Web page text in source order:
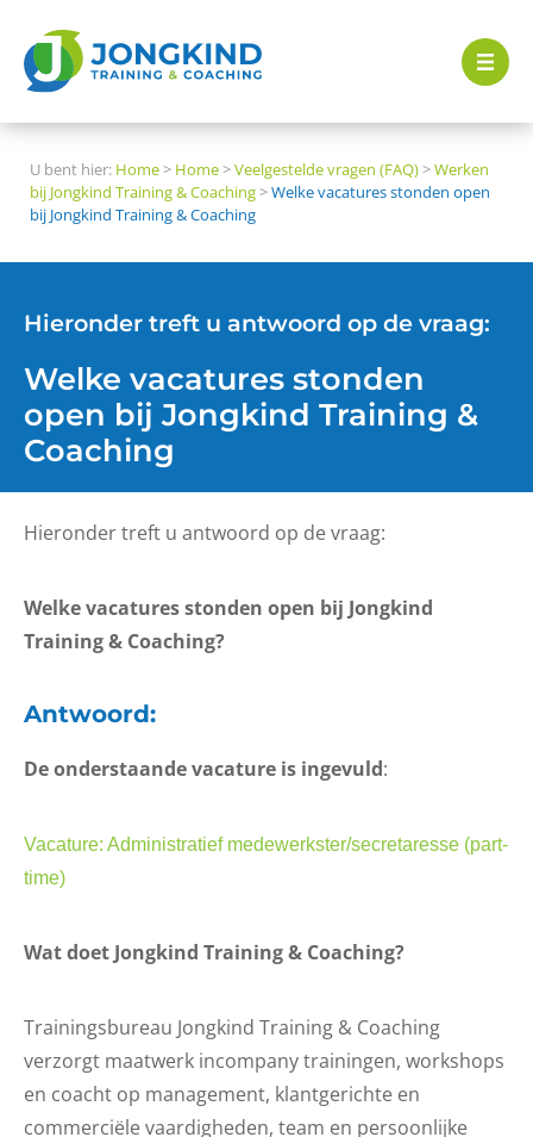
U bent hier: Home> Home>Veelgestelde vragen (FAQ)>Werken
bij Jongkind Training & Coaching>Welke vacatures stonden open
bij Jongkind Training & Coaching
Hieronder treft u antwoord op de vraag:
Welke vacatures stonden
open bij Jongkind Training &
Coaching
Hieronder treft u antwoord op de vraag:
Welke vacatures stonden open bij Jongkind
Training & Coaching?
Antwoord:
De onderstaande vacature is ingevuld:
Vacature: Administratief medewerkster/secretaresse (part-
time)
Wat doet Jongkind Training & Coaching?
Trainingsbureau Jongkind Training & Coaching
verzorgt maatwerk incompany trainingen, workshops
en coacht op management, klantgerichte en
commerciële vaardigheden, team en persoonlijke